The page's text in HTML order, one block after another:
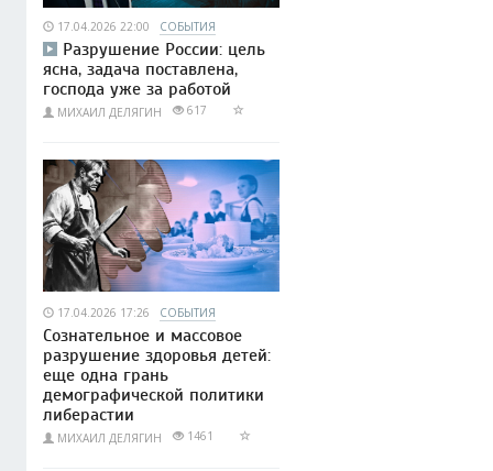
17.04.2026 22:00 СОБЫТИЯ
Разрушение России: цель
ясна, задача поставлена,
господа уже за работой
МИХАИЛ ДЕЛЯГИН 617
17.04.2026 17:26 СОБЫТИЯ
Сознательное и массовое
разрушение здоровья детей:
еще одна грань
демографической политики
либерастии
МИХАИЛ ДЕЛЯГИН 1461